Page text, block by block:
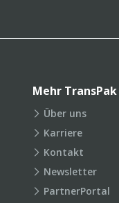
Mehr TransPak
Über uns
Karriere
Kontakt
Newsletter
PartnerPortal